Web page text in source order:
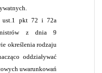
pkt 72 i 72a
z dnia 9
określenia rodzaju
oddziaływać
uwarunkowań